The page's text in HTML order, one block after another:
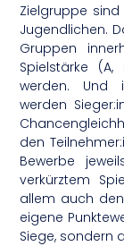
Zielgruppe
Jugendlichen.
Gruppen
Spielstärke
werden. Und
werden
den
Bewerbe
verkürztem
allem auch
eigene
Siege, sondern